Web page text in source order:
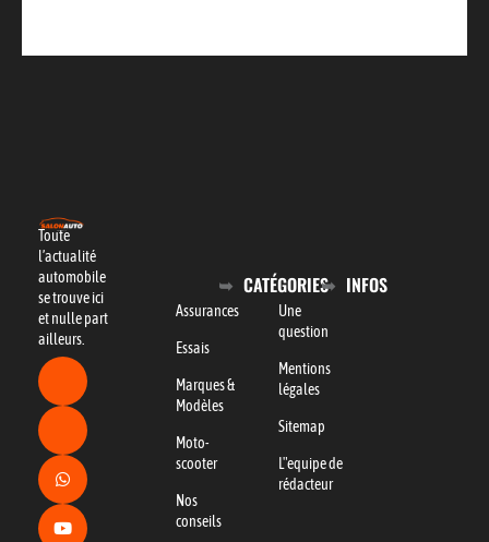
Toute
l’actualité
automobile
se trouve ici
et nulle part
ailleurs.
CATÉGORIES
Assurances
Essais
Marques &
Modèles
Moto-
scooter
Nos
conseils
INFOS
Une
question
Mentions
légales
Sitemap
L"equipe de
rédacteur